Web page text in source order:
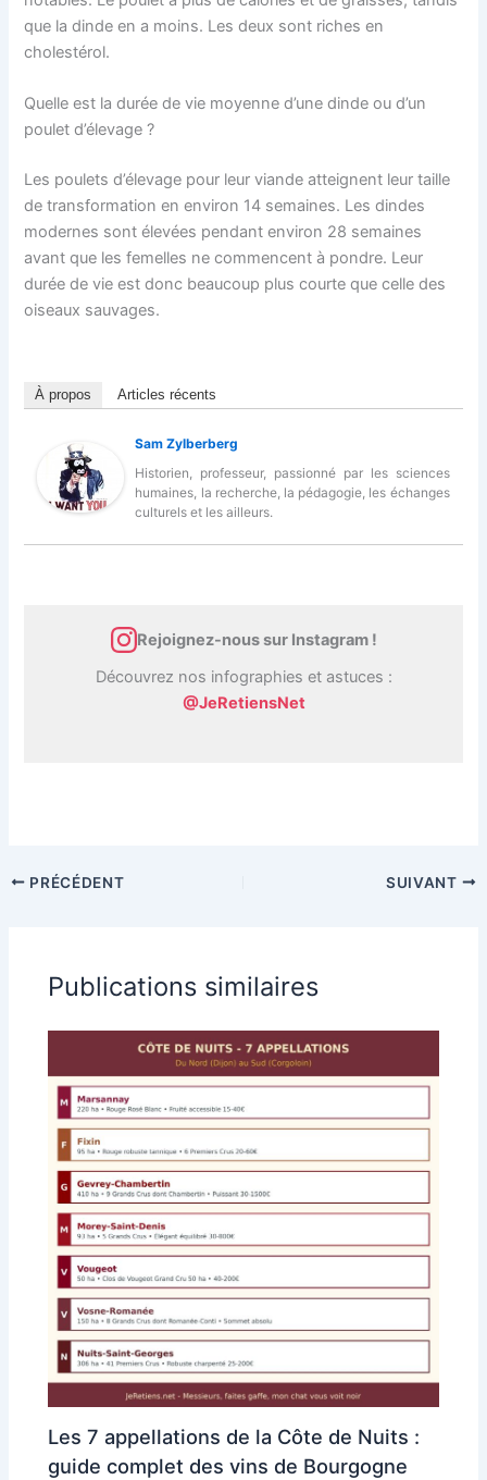
que la dinde en a moins. Les deux sont riches en
cholestérol.
Quelle est la durée de vie moyenne d’une dinde ou d’un
poulet d’élevage ?
Les poulets d’élevage pour leur viande atteignent leur taille
de transformation en environ 14 semaines. Les dindes
modernes sont élevées pendant environ 28 semaines
avant que les femelles ne commencent à pondre. Leur
durée de vie est donc beaucoup plus courte que celle des
oiseaux sauvages.
À propos Articles récents
Sam Zylberberg
Historien, professeur, passionné par les sciences
humaines, la recherche, la pédagogie, les échanges
culturels et les ailleurs.
Rejoignez-nous sur Instagram !
Découvrez nos infographies et astuces :
@JeRetiensNet
PRÉCÉDENT SUIVANT
Publications similaires
Les 7 appellations de la Côte de Nuits :
guide complet des vins de Bourgogne